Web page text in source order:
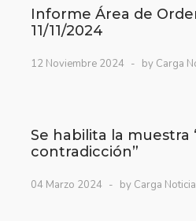
Informe Área de
11/11/2024
12 Noviembre 2024 by Carga
Se habilita la muestra
contradicción”
04 Marzo 2024 by Carga